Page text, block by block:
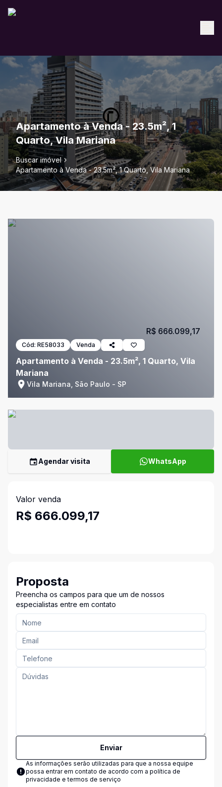
Apartamento à Venda - 23.5m², 1
Quarto, Vila Mariana
Buscar imóvel
Apartamento à Venda - 23.5m², 1 Quarto, Vila Mariana
Cód: RE58033 Venda
Apartamento à Venda - 23.5m², 1 Quarto, Vila
Mariana
Vila Mariana, São Paulo - SP
R$ 666.099,17
Agendar visita WhatsApp
Valor venda
R$ 666.099,17
Proposta
Preencha os campos para que um de nossos
especialistas entre em contato
Enviar
As informações serão utilizadas para que a nossa equipe
possa entrar em contato de acordo com a política de
privacidade e termos de serviço